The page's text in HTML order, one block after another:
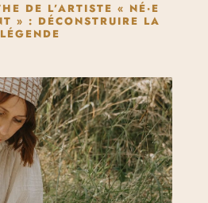
DE L’ARTISTE « NÉ·E
» : DÉCONSTRUIRE LA
LÉGENDE